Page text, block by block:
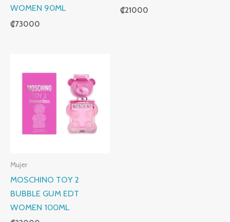
WOMEN 90ML
₡73000
₡21000
Mujer
MOSCHINO TOY 2
BUBBLE GUM EDT
WOMEN 100ML